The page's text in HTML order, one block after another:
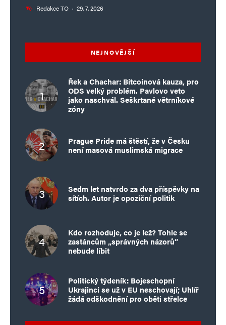
Redakce TO · 29. 7. 2026
NEJNOVĚJŠÍ
Řek a Chachar: Bitcoinová kauza, pro
ODS velký problém. Pavlovo veto
jako naschvál. Seškrtané větrníkové
zóny
Prague Pride má štěstí, že v Česku
není masová muslimská migrace
Sedm let natvrdo za dva příspěvky na
sítích. Autor je opoziční politik
Kdo rozhoduje, co je lež? Tohle se
zastáncům „správných názorů“
nebude líbit
Politický týdeník: Bojeschopní
Ukrajinci se už v EU neschovají; Uhlíř
žádá odškodnění pro oběti střelce